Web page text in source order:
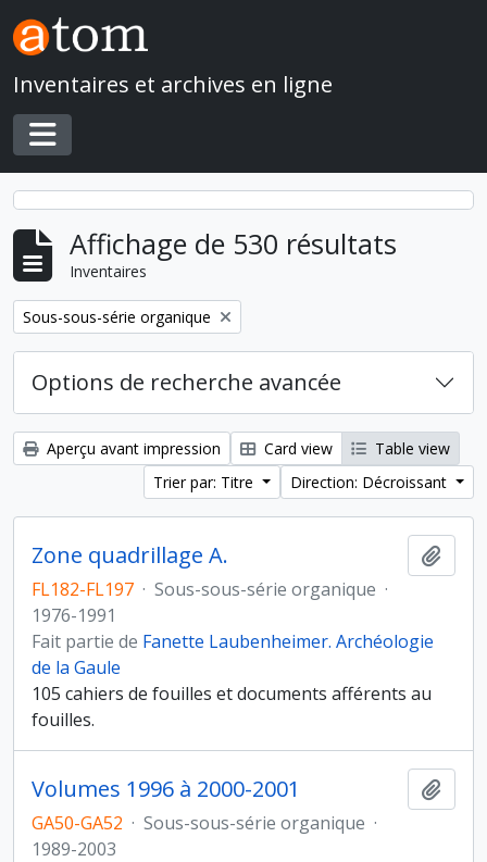
Skip to main content
Inventaires et archives en ligne
Toggle navigation
Affichage de 530 résultats
Inventaires
Remove filter:
Sous-sous-série organique
Options de recherche avancée
Aperçu avant impression Card view
Table view
Trier par: Titre
Direction: Décroissant
Zone quadrillage A.
FL182-FL197 · Sous-sous-série organique ·
1976-1991
Fait partie de Fanette Laubenheimer. Archéologie
de la Gaule
105 cahiers de fouilles et documents afférents au
fouilles.
Volumes 1996 à 2000-2001
GA50-GA52 · Sous-sous-série organique ·
1989-2003